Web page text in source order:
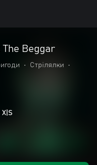
The Beggar
• Стрілялки
•